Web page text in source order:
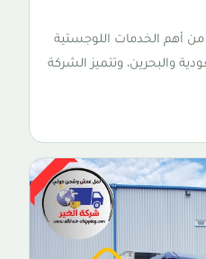
أهم الخدمات اللوجستية
والبحرين، وتتميز الشركة